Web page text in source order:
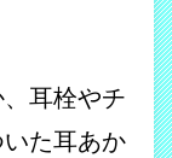
耳栓やチ
た耳あか